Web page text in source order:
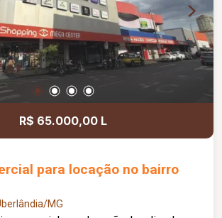
R$ 65.000,00 L
para locação no bairro
MG